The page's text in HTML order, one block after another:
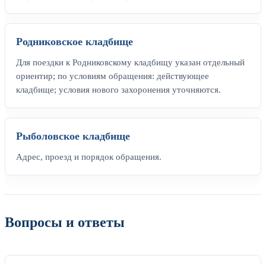
Родниковское кладбище
Для поездки к Родниковскому кладбищу указан отдельный
ориентир; по условиям обращения: действующее
кладбище; условия нового захоронения уточняются.
Рыболовское кладбище
Адрес, проезд и порядок обращения.
Вопросы и ответы